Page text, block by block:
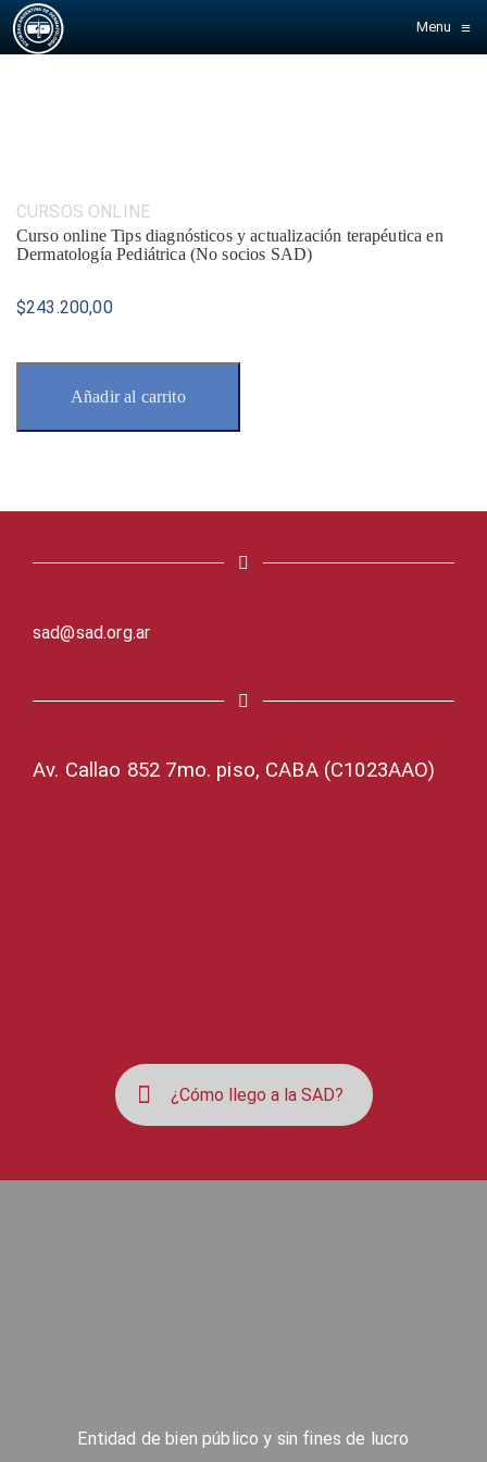
Menu ≡
Categoría:
CURSOS ONLINE
Curso online Tips diagnósticos y actualización terapéutica en
Dermatología Pediátrica (No socios SAD)
$243.200,00
Añadir al carrito
sad@sad.org.ar
Av. Callao 852 7mo. piso, CABA (C1023AAO)
¿Cómo llego a la SAD?
Entidad de bien público y sin fines de lucro